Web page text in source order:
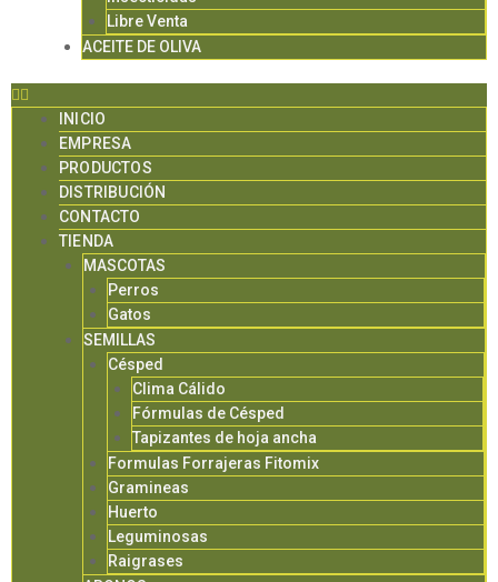
Libre Venta
ACEITE DE OLIVA
INICIO
EMPRESA
PRODUCTOS
DISTRIBUCIÓN
CONTACTO
TIENDA
MASCOTAS
Perros
Gatos
SEMILLAS
Césped
Clima Cálido
Fórmulas de Césped
Tapizantes de hoja ancha
Formulas Forrajeras Fitomix
Gramineas
Huerto
Leguminosas
Raigrases